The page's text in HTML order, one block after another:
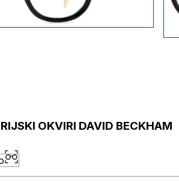
OKVIRI DAVID BECKHAM